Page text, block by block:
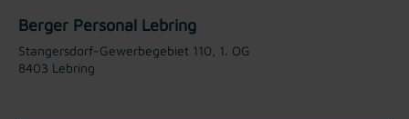
Berger Personal Lebring
Stangersdorf-Gewerbegebiet 110, 1. OG
8403 Lebring